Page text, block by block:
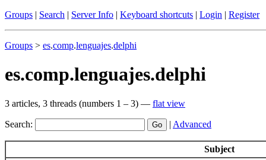
Groups | Search | Server Info | Keyboard shortcuts | Login | Register
Groups > es.comp.lenguajes.delphi
es.comp.lenguajes.delphi
3 articles, 3 threads (numbers 1 – 3) — flat view
Search: | Advanced
Subject